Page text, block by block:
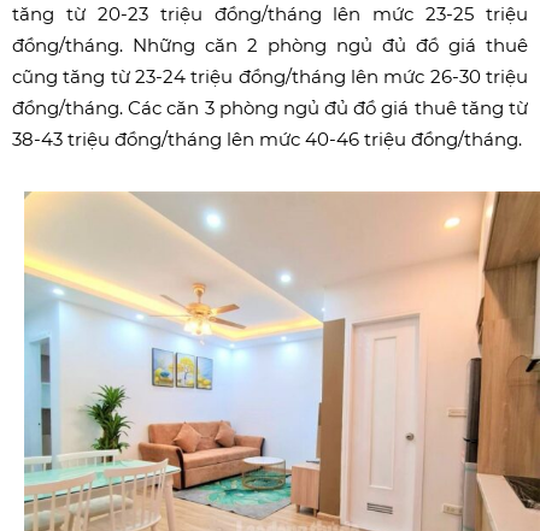
tăng từ 20-23 triệu đồng/tháng lên mức 23-25 triệu
đồng/tháng. Những căn 2 phòng ngủ đủ đồ giá thuê
cũng tăng từ 23-24 triệu đồng/tháng lên mức 26-30 triệu
đồng/tháng. Các căn 3 phòng ngủ đủ đồ giá thuê tăng từ
38-43 triệu đồng/tháng lên mức 40-46 triệu đồng/tháng.